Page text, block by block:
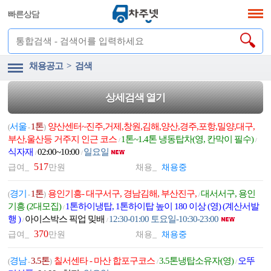
빠른상담
채용공고 > 검색
상세검색 열기
(서울-1톤) 양산센터~진주,거제,창원,김해,양산,경주,포항,밀양,대구,
부산,울산등 거주지 인근 코스/ 1톤~1.4톤 냉동탑차(영, 칸막이 필수)/
식자재/02:00~10:00/ 일요일
급여_ 517만원 채용_ 채용중
(경기 -1톤) 용인기흥- 대구서구, 경남김해, 부산진구,/대서서구, 용인
기흥 (2대모집)/ 1톤하이냉탑, 1톤하이탑 높이 180 이상 (영) (계산서발
행 )/ 아이스박스 픽업 밎배/ 12:30-01:00 토요일-10:30-23:00
급여_370만원 채용_ 채용중
(경남-3.5톤) 칠서센타 - 마산 합포구코스/3.5톤냉탑소유자(영)/ 오뚜